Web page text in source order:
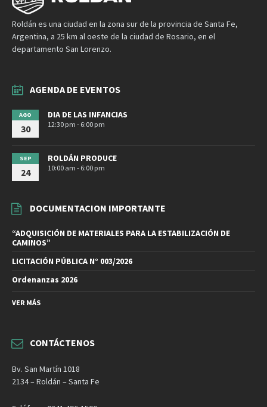
Roldán es una ciudad en la zona sur de la provincia de Santa Fe,
Argentina, a 25 km al oeste de la ciudad de Rosario, en el
departamento San Lorenzo.
AGENDA DE EVENTOS
AGO
30
DIA DE LAS INFANCIAS
12:30 pm - 6:00 pm
SEP
24
ROLDÁN PRODUCE
10:00 am - 6:00 pm
DOCUMENTACION IMPORTANTE
“ADQUISICIÓN DE MATERIALES PARA LA ESTABILIZACIÓN DE
CAMINOS”
LICITACIÓN PÚBLICA N° 003/2026
Ordenanzas 2026
VER MÁS
CONTÁCTENOS
Bv. San Martín 1018
2134 – Roldán – Santa Fe